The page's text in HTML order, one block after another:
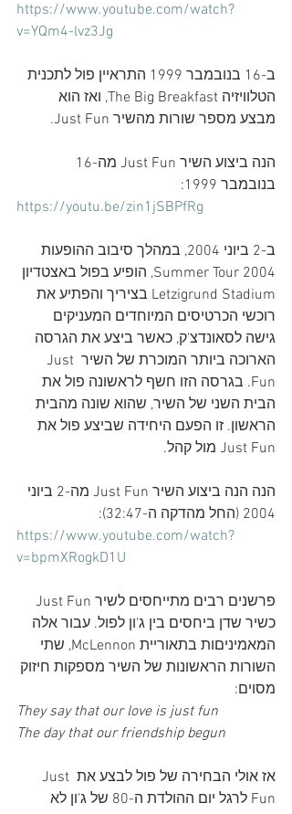
https://www.youtube.com/watch?
v=YQm4-lvz3Jg
ב-16 בנובמבר 1999 התראיין פול לתכנית
הטלוויזיה The Big Breakfast, ואז הוא
מבצע מספר שורות מהשיר Just Fun.
בנובמבר 1999:
https://youtu.be/zin1jSBPfRg
ב-2 ביוני 2004, במהלך סיבוב ההופעות
2004 Summer Tour, הופיע בפול באצטדיון
Letzigrund Stadium בציריך והפתיע את
רוכשי הכרטיסים המיוחדים המעניקים
גישה לסאונדצ'ק, כאשר ביצע את הגרסה
הארוכה ביותר המוכרת של השיר Just
Fun. בגרסה הזו חשף לראשונה פול את
הבית השני של השיר, שהוא שונה מהבית
הראשון. זו הפעם היחידה שביצע פול את
Just Fun מול קהל.
הנה הנה ביצוע השיר Just Fun מה-2 ביוני
2004 (החל מהדקה ה-32:47):
https://www.youtube.com/watch?
v=bpmXRogkD1U
כשיר שדן ביחסים בין ג'ון לפול. עבור אלה
המאמיניםות בתאוריית McLennon, שתי
השורות הראשונות של השיר מספקות חיזוק
מסוים:
They say that our love is just fun
The day that our friendship begun
אז אולי הבחירה של פול לבצע את Just
Fun לרגל יום ההולדת ה-80 של ג'ון לא